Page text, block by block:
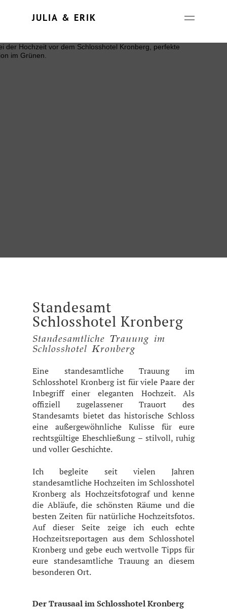
JULIA & ERIK
Standesamt
Schlosshotel Kronberg
Standesamtliche Trauung im
Schlosshotel Kronberg
Eine standesamtliche Trauung im
Schlosshotel Kronberg ist für viele Paare der
Inbegriff einer eleganten Hochzeit. Als
offiziell zugelassener Trauort des
Standesamts bietet das historische Schloss
eine außergewöhnliche Kulisse für eure
rechtsgültige Eheschließung – stilvoll, ruhig
und voller Geschichte.
Ich begleite seit vielen Jahren
standesamtliche Hochzeiten im Schlosshotel
Kronberg als Hochzeitsfotograf und kenne
die Abläufe, die schönsten Räume und die
besten Zeiten für natürliche Hochzeitsfotos.
Auf dieser Seite zeige ich euch echte
Hochzeitsreportagen aus dem Schlosshotel
Kronberg und gebe euch wertvolle Tipps für
eure standesamtliche Trauung an diesem
besonderen Ort.
Der Trausaal im Schlosshotel Kronberg